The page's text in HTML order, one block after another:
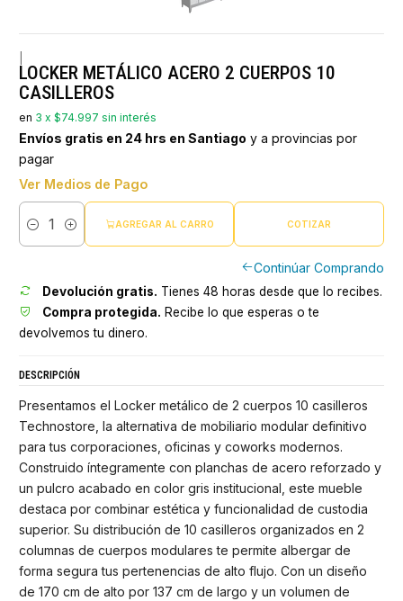
LOCKER METÁLICO ACERO 2 CUERPOS 10
CASILLEROS
en 3 x $74.997 sin interés
Envíos gratis en 24 hrs en Santiago y a provincias por
pagar
Ver Medios de Pago
Cantidad
AGREGAR AL CARRO COTIZAR
Continúar Comprando
Devolución gratis. Tienes 48 horas desde que lo recibes.
Compra protegida. Recibe lo que esperas o te
devolvemos tu dinero.
DESCRIPCIÓN
Presentamos el Locker metálico de 2 cuerpos 10 casilleros
Technostore, la alternativa de mobiliario modular definitivo
para tus corporaciones, oficinas y coworks modernos.
Construido íntegramente con planchas de acero reforzado y
un pulcro acabado en color gris institucional, este mueble
destaca por combinar estética y funcionalidad de custodia
superior. Su distribución de 10 casilleros organizados en 2
columnas de cuerpos modulares te permite albergar de
forma segura tus pertenencias de alto flujo. Con un diseño
de 170 cm de alto por 137 cm de largo y un volumen de